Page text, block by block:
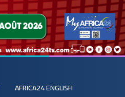
AFRICA24 ENGLISH